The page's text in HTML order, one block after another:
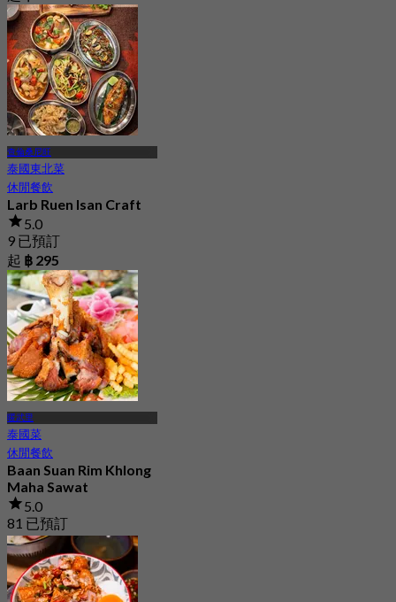
查倫桑尼旺
泰國東北菜
休閒餐飲
Larb Ruen Isan Craft
5.0
9 已預訂
起 ฿ 295
暖武里
泰國菜
休閒餐飲
Baan Suan Rim Khlong
Maha Sawat
5.0
81 已預訂
起฿ 399.5